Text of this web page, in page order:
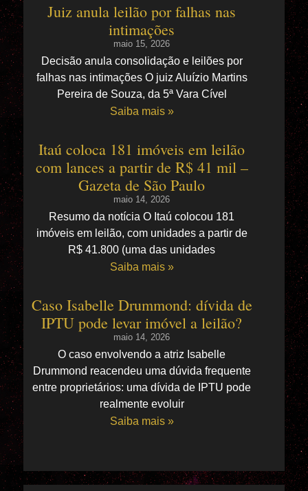
Juiz anula leilão por falhas nas
intimações
maio 15, 2026
Decisão anula consolidação e leilões por
falhas nas intimações O juiz Aluízio Martins
Pereira de Souza, da 5ª Vara Cível
Saiba mais »
Itaú coloca 181 imóveis em leilão
com lances a partir de R$ 41 mil –
Gazeta de São Paulo
maio 14, 2026
Resumo da notícia O Itaú colocou 181
imóveis em leilão, com unidades a partir de
R$ 41.800 (uma das unidades
Saiba mais »
Caso Isabelle Drummond: dívida de
IPTU pode levar imóvel a leilão?
maio 14, 2026
O caso envolvendo a atriz Isabelle
Drummond reacendeu uma dúvida frequente
entre proprietários: uma dívida de IPTU pode
realmente evoluir
Saiba mais »